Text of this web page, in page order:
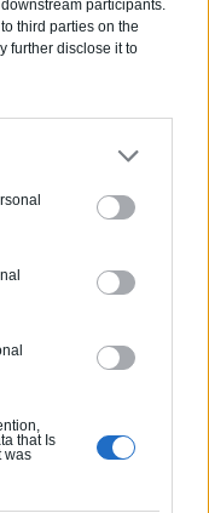
participants.
third parties on the
further disclose it to
that Is
was